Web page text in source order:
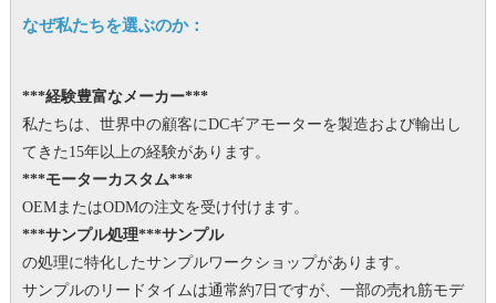
なぜ私たちを選ぶのか：
***経験豊富なメーカー***
私たちは、世界中の顧客にDCギアモーターを製造および輸出し
てきた15年以上の経験があります。
***モーターカスタム***
OEMまたはODMの注文を受け付けます。
***サンプル処理***サンプル
の処理に特化したサンプルワークショップがあります。
サンプルのリードタイムは通常約7日ですが、一部の売れ筋モデ